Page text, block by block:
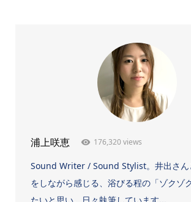
浦上咲恵 176,320 views
Sound Writer / Sound Stylist。井出さん
をしながら感じる、浴びる程の「ゾクゾ
たいと思い、日々執筆しています...